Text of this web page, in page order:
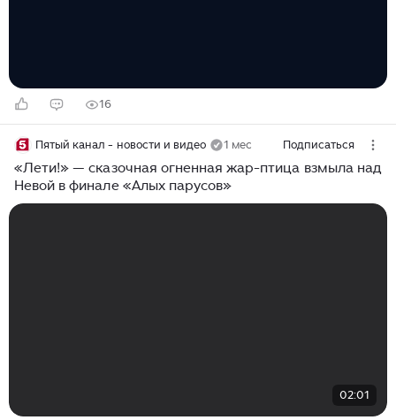
16
Пятый канал - новости и видео 1 мес Подписаться
«Лети!» — сказочная огненная жар-птица взмыла над
Невой в финале «Алых парусов»
02:01